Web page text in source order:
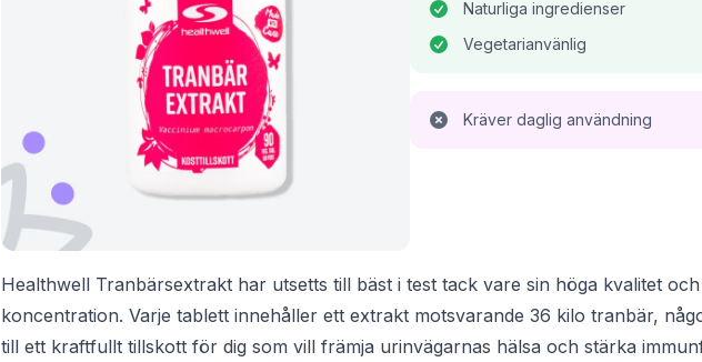
Naturliga ingredienser
Vegetarianvänlig
Kräver daglig användning
Healthwell Tranbärsextrakt har utsetts till bäst i test tack vare sin höga kvalitet och
koncentration. Varje tablett innehåller ett extrakt motsvarande 36 kilo tranbär,
till ett kraftfullt tillskott för dig som vill främja urinvägarnas hälsa och stärka